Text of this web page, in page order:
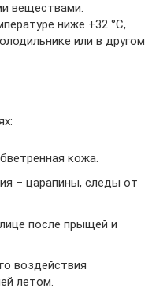
веществами.
ниже +32 °C,
или в другом
кожа.
– царапины, следы от
после прыщей и
воздействия
летом.